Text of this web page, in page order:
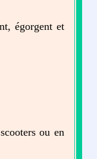
égorgent et
ou en